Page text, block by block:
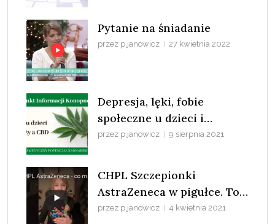
Pytanie na śniadanie
przez p.janowicz 27 kwietnia 2022
Depresja, lęki, fobie
społeczne u dzieci i
młodzieży a konopie
przez p.janowicz 9 sierpnia 2021
CHPL Szczepionki
AstraZeneca w pigułce. To
nie COVID-19 zabija ludzi
przez p.janowicz 4 kwietnia 2021